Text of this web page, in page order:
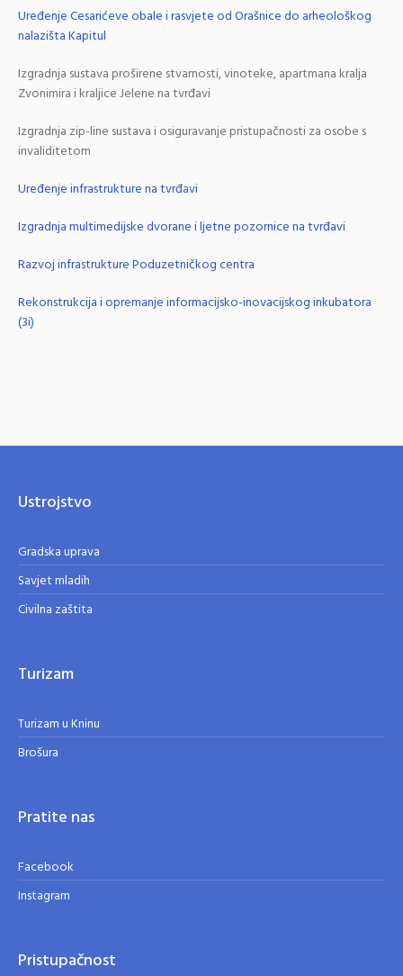
Uređenje Cesarićeve obale i rasvjete od Orašnice do arheološkog
nalazišta Kapitul
Izgradnja sustava proširene stvarnosti, vinoteke, apartmana kralja
Zvonimira i kraljice Jelene na tvrđavi
Izgradnja zip-line sustava i osiguravanje pristupačnosti za osobe s
invaliditetom
Uređenje infrastrukture na tvrđavi
Izgradnja multimedijske dvorane i ljetne pozornice na tvrđavi
Razvoj infrastrukture Poduzetničkog centra
Rekonstrukcija i opremanje informacijsko-inovacijskog inkubatora
(3i)
Ustrojstvo
Gradska uprava
Savjet mladih
Civilna zaštita
Turizam
Turizam u Kninu
Brošura
Pratite nas
Facebook
Instagram
Pristupačnost